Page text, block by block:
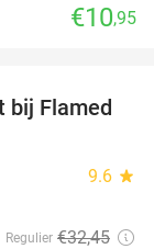
€10,95
31%
bij Flamed
9.6 star
Regulier €32,45